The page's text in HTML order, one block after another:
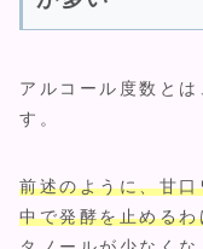
アルコール度数と
す。
前述のように、甘
中で発酵を止める